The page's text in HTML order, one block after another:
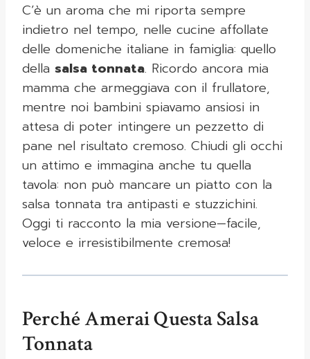
C’è un aroma che mi riporta sempre
indietro nel tempo, nelle cucine affollate
delle domeniche italiane in famiglia: quello
della salsa tonnata. Ricordo ancora mia
mamma che armeggiava con il frullatore,
mentre noi bambini spiavamo ansiosi in
attesa di poter intingere un pezzetto di
pane nel risultato cremoso. Chiudi gli occhi
un attimo e immagina anche tu quella
tavola: non può mancare un piatto con la
salsa tonnata tra antipasti e stuzzichini.
Oggi ti racconto la mia versione—facile,
veloce e irresistibilmente cremosa!
Perché Amerai Questa Salsa
Tonnata